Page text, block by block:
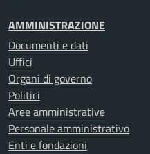
AMMINISTRAZIONE
Documenti e dati
Uffici
Organi di governo
Politici
Aree amministrative
Personale amministrativo
Enti e fondazioni